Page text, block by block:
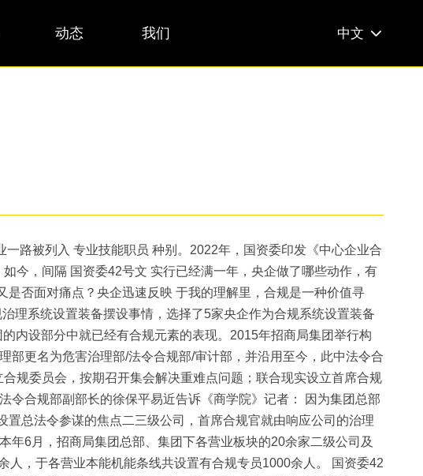
动态 我们 中文
路被列入 专业技能职员 种别。2022年，国资委印发《中心企业合
今，间隔 国资委42号文 实行已经满一年，央企做了哪些动作，有
否面对痛点？央企迅速反映 于我的理解里，合规是一种价值寻
理系统设置装备摆设事情，选择了5家央企作为合规系统设置装备
内设部分中就已经有合规元素的表现。2015年招商局集团举行构
更名为危害治理部/法令合规部/审计部，并沿用至今，此中法令合
规委员会，按期召开集会解决重难点问题；联合现实设立首席合规
令合规部副部长的徐保平易近告诉《商学院》记者： 因为集团总部
总法令参谋的焦点二三级公司，首席合规官就由响应公司的治理
年6月，招商局集团总部、集团下各营业板块的20余家二级公司及
，于各营业本能机能条线共设置有合规专员1000余人。 国资委42